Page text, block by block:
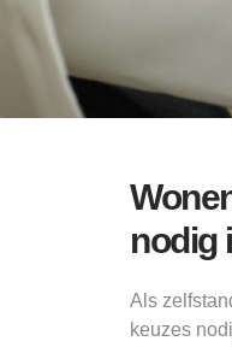
nodig
Als
keuzes